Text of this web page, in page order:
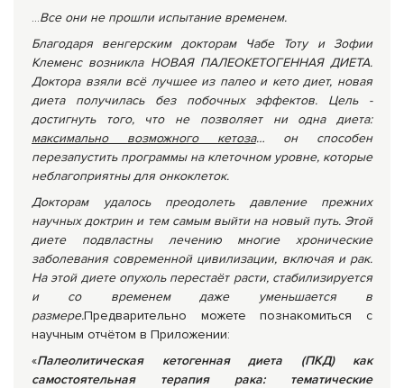
…Все они не прошли испытание временем.
Благодаря венгерским докторам Чабе Тоту и Зофии
Клеменс возникла НОВАЯ ПАЛЕОКЕТОГЕННАЯ ДИЕТА.
Доктора взяли всё лучшее из палео и кето диет, новая
диета получилась без побочных эффектов. Цель -
достигнуть того, что не позволяет ни одна диета:
максимально возможного кетоза… он способен
перезапустить программы на клеточном уровне, которые
неблагоприятны для онкоклеток.
Докторам удалось преодолеть давление прежних
научных доктрин и тем самым выйти на новый путь. Этой
диете подвластны лечению многие хронические
заболевания современной цивилизации, включая и рак.
На этой диете опухоль перестаёт расти, стабилизируется
и со временем даже уменьшается в
размере.Предварительно можете познакомиться с
научным отчётом в Приложении:
«Палеолитическая кетогенная диета (ПКД) как
самостоятельная терапия рака: тематические